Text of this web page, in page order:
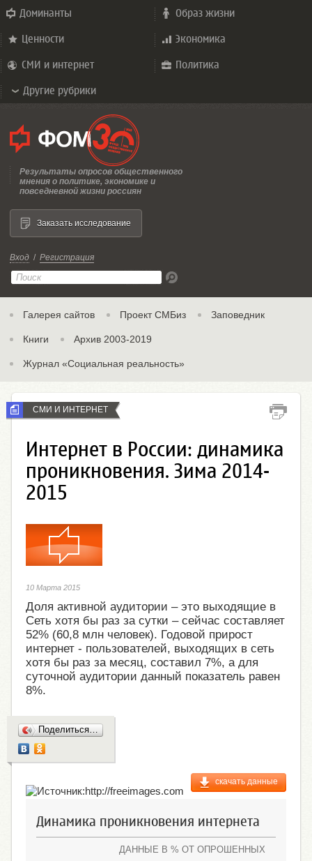
Доминанты Образ жизни
Ценности Экономика
СМИ и интернет Политика
Другие рубрики
Результаты опросов общественного
мнения о политике, экономике и
повседневной жизни россиян
Вход / Регистрация
Галерея сайтов Проект СМБиз Заповедник
Книги Архив 2003-2019
Журнал «Социальная реальность»
Заказать исследование
СМИ И ИНТЕРНЕТ
Интернет в России: динамика
проникновения. Зима 2014-
2015
10 Марта 2015
Доля активной аудитории – это выходящие в
Сеть хотя бы раз за сутки – сейчас составляет
52% (60,8 млн человек). Годовой прирост
интернет - пользователей, выходящих в сеть
хотя бы раз за месяц, составил 7%, а для
суточной аудитории данный показатель равен
8%.
скачать данные
Динамика проникновения интернета
ДАННЫЕ В % ОТ ОПРОШЕННЫХ
Поделиться…